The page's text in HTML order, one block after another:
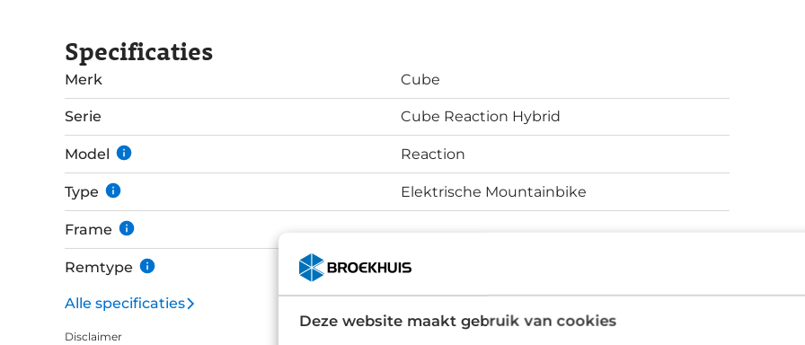
Deze website maakt gebruik van cookies
voor dat jij veel comfort hebt tijdens het fietsen en met veel vertrouwen en grip in het bos
kan rijden. Het frame is ook gemaakt op comfort en vertrouwen. De balhoofdbuis met
grotere diameter zorgt ervoor dat je nauwkeuriger en met meer stabiliteit stuurt. Dit in
combinatie met het Agile Ride-geometrie zorgt voor nog meer rijplezier. Uiteraard lopen alle
kabels door het frame heen en is eraan gedacht door Cube voor het monteren van een
dropper post. Dit is gedaan door een kabelingang te maken bij de zadelpen.
Specificaties
Merk Cube
Serie Cube Reaction Hybrid
Model Reaction
Type Elektrische Mountainbike
Frame
Remtype Schijfremmen
Alle specificaties
Disclaimer